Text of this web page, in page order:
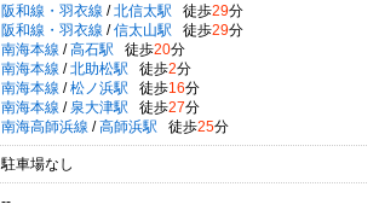
阪和線・羽衣線 / 北信太駅 徒歩29分
阪和線・羽衣線 / 信太山駅 徒歩29分
南海本線 / 高石駅 徒歩20分
南海本線 / 北助松駅 徒歩2分
南海本線 / 松ノ浜駅 徒歩16分
南海本線 / 泉大津駅 徒歩27分
南海高師浜線 / 高師浜駅 徒歩25分
駐車場なし
--